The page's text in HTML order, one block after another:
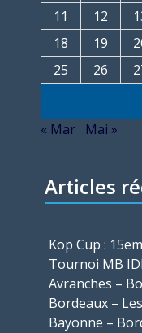
11
12
18
19
25
26
« Mar Mai »
Articles
Kop Cup :
Tournoi MB
Avranches –
Bordeaux –
Bayonne –